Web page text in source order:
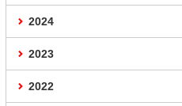
2024
2023
2022